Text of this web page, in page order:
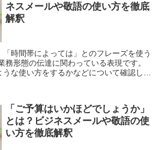
ネスメールや敬語の使い方を徹底
解釈
時間帯によっては」とのフレーズを使う
務形態の伝達に関わっている表現です。
な使い方をするかなどについて確認して
「ご予算はいかほどでしょうか」
とは？ビジネスメールや敬語の使
い方を徹底解釈